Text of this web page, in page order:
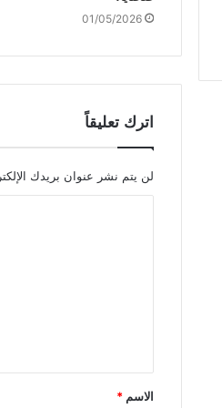
01/05/2026
اترك تعليقاً
لن يتم نشر عنوان بريدك
ق
*
الاسم *